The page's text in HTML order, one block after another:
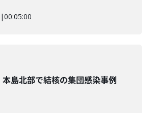
|00:05:00
本島北部で結核の集団感染事例